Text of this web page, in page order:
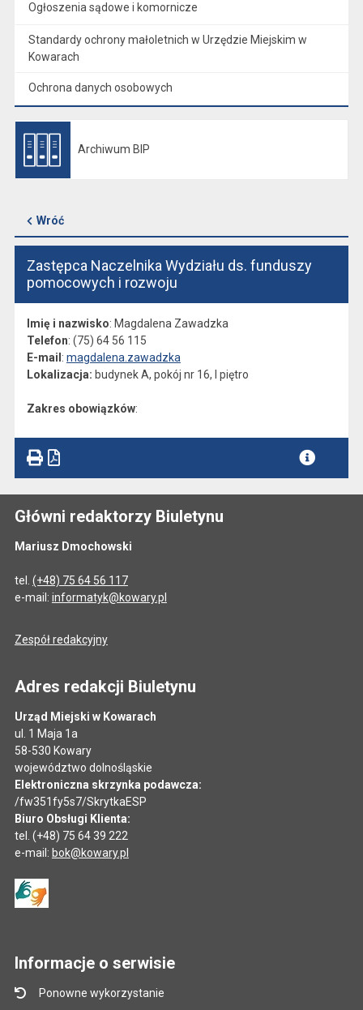
Ogłoszenia sądowe i komornicze
Standardy ochrony małoletnich w Urzędzie Miejskim w
Kowarach
Ochrona danych osobowych
Archiwum BIP
Wróć
Zastępca Naczelnika Wydziału ds. funduszy
pomocowych i rozwoju
Imię i nazwisko: Magdalena Zawadzka
Telefon: (75) 64 56 115
E-mail : magdalena.zawadzka
Lokalizacja: budynek A, pokój nr 16, I piętro
Zakres obowiązków:
Główni redaktorzy Biuletynu
Mariusz Dmochowski
tel. (+48) 75 64 56 117
e-mail: informatyk@kowary.pl
Zespół redakcyjny
Adres redakcji Biuletynu
Urząd Miejski w Kowarach
ul. 1 Maja 1a
58-530 Kowary
województwo dolnośląskie
Elektroniczna skrzynka podawcza:
/fw351fy5s7/SkrytkaESP
Biuro Obsługi Klienta:
tel. (+48) 75 64 39 222
e-mail: bok@kowary.pl
Informacje o serwisie
Ponowne wykorzystanie